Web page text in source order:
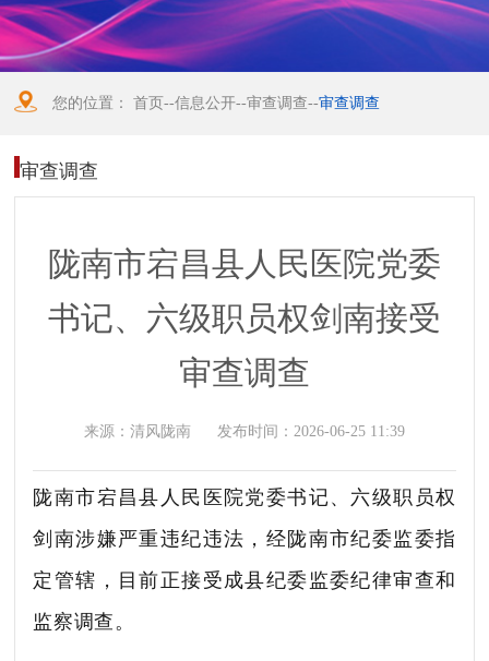
您的位置：首页--信息公开--审查调查--审查调查
审查调查
陇南市宕昌县人民医院党委
书记、六级职员权剑南接受
审查调查
来源： 清风陇南 发布时间： 2026-06-25 11:39
陇南市宕昌县人民医院党委书记、六级职员权
剑南涉嫌严重违纪违法，经陇南市纪委监委指
定管辖，目前正接受成县纪委监委纪律审查和
监察调查。